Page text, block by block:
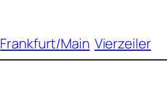
Frankfurt/Main Vierzeiler